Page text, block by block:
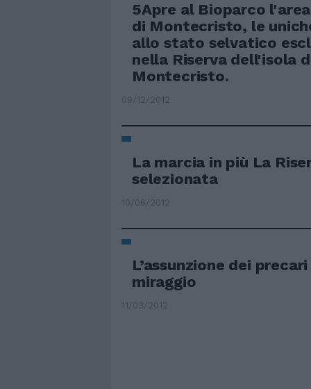
5Apre al Bioparco
di Montecristo, le
allo stato selvatico
nella Riserva dell'isola
Montecristo.
09/12/2012
La marcia in più La
selezionata
10/06/2012
L’assunzione dei
miraggio
11/03/2012